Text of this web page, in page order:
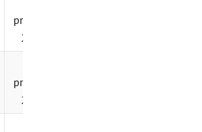
prosinca
2025.
prosinca
2025.